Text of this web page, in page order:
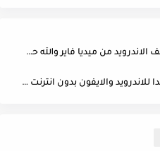
تحميل GTA FREE FIRE لجميع هواتف الاندرويد من ميديا فاير والله حقيقية - فري فاير بدون انترنت
تحميل افضل لعبة حرب واقعية جدا للاندرويد والايفون بدون انترنت ستنسى ببجي و فري فاير